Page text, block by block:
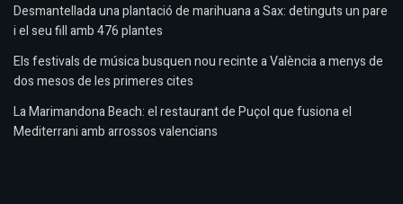
Desmantellada una plantació de marihuana a Sax: detinguts un pare
i el seu fill amb 476 plantes
Els festivals de música busquen nou recinte a València a menys de
dos mesos de les primeres cites
La Marimandona Beach: el restaurant de Puçol que fusiona el
Mediterrani amb arrossos valencians